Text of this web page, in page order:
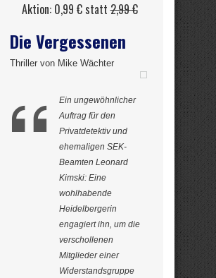
Aktion: 0,99 € statt2,99 €
Die Vergessenen
Thriller von Mike Wächter
Ein ungewöhnlicher
Auftrag für den
Privatdetektiv und
ehemaligen SEK-
Beamten Leonard
Kimski: Eine
wohlhabende
Heidelbergerin
engagiert ihn, um die
verschollenen
Mitglieder einer
Widerstandsgruppe